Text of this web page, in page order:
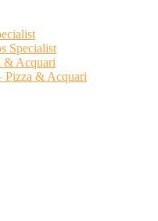
Specialist
& Acquari
Pizza & Acquari